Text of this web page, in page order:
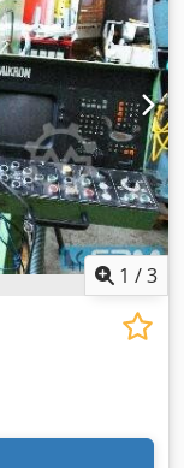
1 /3